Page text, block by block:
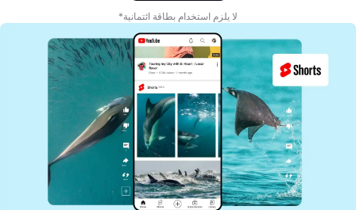
Nano Banana Pro
Gemini Omni
النص والصوت
الشرح التلقائي
قوالب الشروحات
وسائل التواصل الاجتماعي
التسويق
نمط الحياة ومدونات الفيديو
تصميم مخصص
المزيد
Effects templates
Business templates
Industry templates
Recap templates
الجامعة الإبداعية من CapCut
المساعدة
مركز المساعدة
غرفة الأخبار
*لا يلزم استخدام بطاقة ائتمانية